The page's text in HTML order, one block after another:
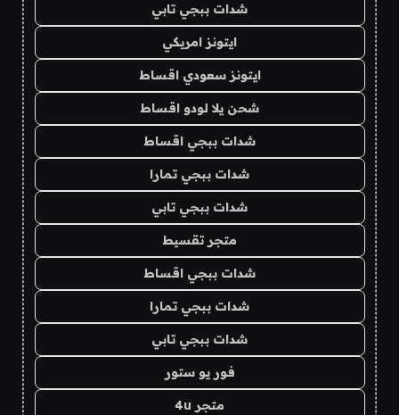
شدات ببجي تابي
ايتونز امريكي
ايتونز سعودي اقساط
شحن يلا لودو اقساط
شدات ببجي اقساط
شدات ببجي تمارا
شدات ببجي تابي
متجر تقسيط
شدات ببجي اقساط
شدات ببجي تمارا
شدات ببجي تابي
فور يو ستور
متجر 4u